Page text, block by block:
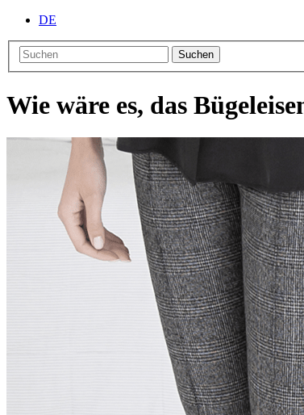
DE
Suchen
Wie wäre es, das